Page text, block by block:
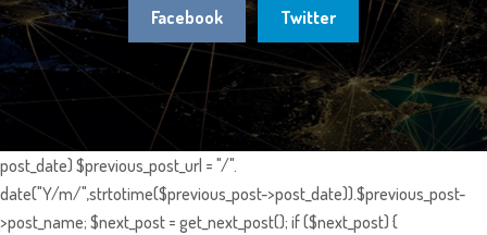
Facebook Twitter
post_date) $previous_post_url = "/".
date("Y/m/",strtotime($previous_post->post_date)).$previous_post-
>post_name; $next_post = get_next_post(); if ($next_post) {